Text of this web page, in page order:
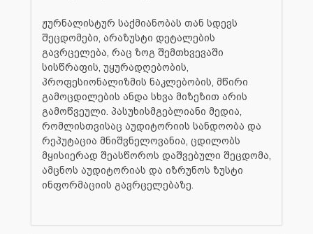
ჟურნალისტურ საქმიანობას თან სდევს
შეცდომები, არაზუსტი დეტალების
გავრცელება, რაც ზოგ შემთხვევაში
სისწრაფის, უყურადღებობის,
პროფესიონალიზმის ნაკლებობის, მწირი
გამოცდილების ანდა სხვა მიზეზით არის
გამოწვეული. პასუხისმგებლიანი მედია,
რომლისთვისაც აუდიტორიის სანდოობა და
რეპუტაცია მნიშვნელოვანია, ცდილობს
მყისიერად შეასწოროს დაშვებული შეცდომა,
ამცნოს აუდიტორიას და იზრუნოს ზუსტი
ინფორმაციის გავრცელებაზე.